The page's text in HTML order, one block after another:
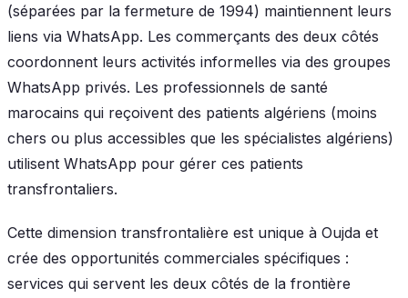
(séparées par la fermeture de 1994) maintiennent leurs
liens via WhatsApp. Les commerçants des deux côtés
coordonnent leurs activités informelles via des groupes
WhatsApp privés. Les professionnels de santé
marocains qui reçoivent des patients algériens (moins
chers ou plus accessibles que les spécialistes algériens)
utilisent WhatsApp pour gérer ces patients
transfrontaliers.
Cette dimension transfrontalière est unique à Oujda et
crée des opportunités commerciales spécifiques :
services qui servent les deux côtés de la frontière